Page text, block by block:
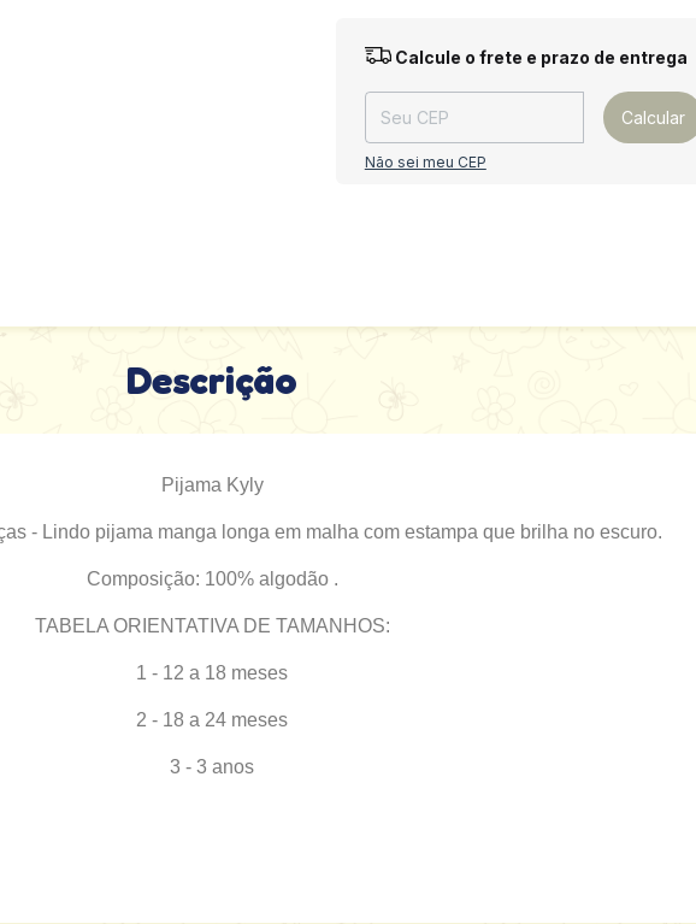
Entregas para o CEP: Alterar CEP
Calcule o frete e prazo de entrega
Calcular
Não sei meu CEP
Descrição
Pijama Kyly
- Lindo pijama manga longa em malha com estampa que brilha no escuro.
Composição: 100% algodão .
TABELA ORIENTATIVA DE TAMANHOS:
1 - 12 a 18 meses
2 - 18 a 24 meses
3 - 3 anos